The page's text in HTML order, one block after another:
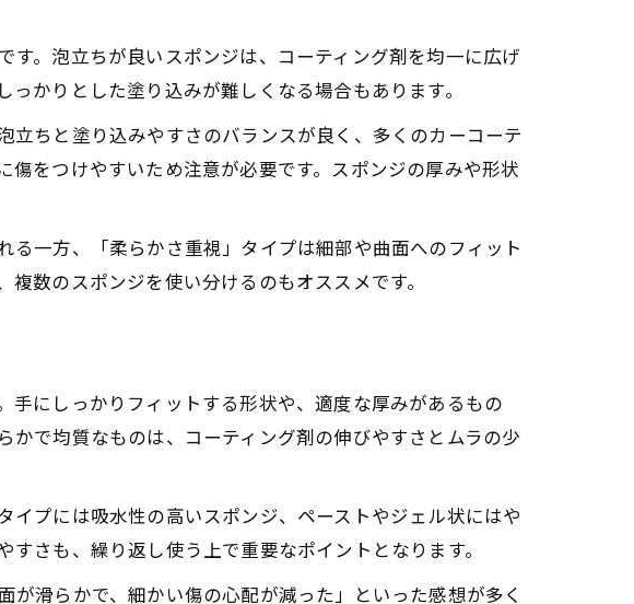
分ける方法
ポンジ活用術
要ポイント
く塗るコツ
グの仕上がり
。泡立ちが良いスポンジは、コーティング剤を均一に広げ
かりとした塗り込みが難しくなる場合もあります。
ちと塗り込みやすさのバランスが良く、多くのカーコーテ
をつけやすいため注意が必要です。スポンジの厚みや形状
一方、「柔らかさ重視」タイプは細部や曲面へのフィット
数のスポンジを使い分けるのもオススメです。
にしっかりフィットする形状や、適度な厚みがあるもの
で均質なものは、コーティング剤の伸びやすさとムラの少
プには吸水性の高いスポンジ、ペーストやジェル状にはや
さも、繰り返し使う上で重要なポイントとなります。
滑らかで、細かい傷の心配が減った」といった感想が多く